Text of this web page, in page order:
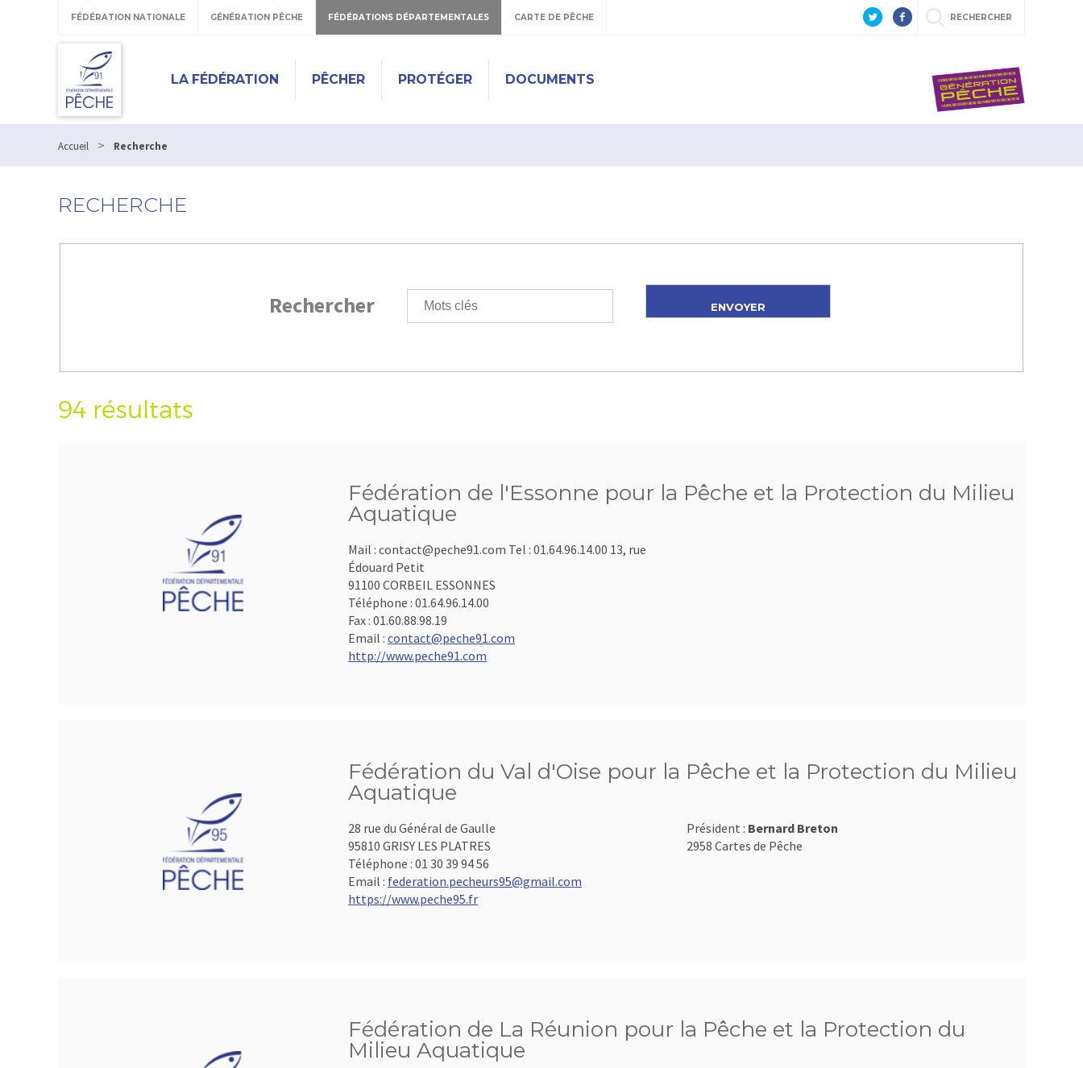
FÉDÉRATION NATIONALE GÉNÉRATION PÊCHE FÉDÉRATIONS DÉPARTEMENTALES CARTE DE PÊCHE RECHERCHER
LA FÉDÉRATION PÊCHER PROTÉGER DOCUMENTS
Accueil > Recherche
RECHERCHE
Rechercher
94 résultats
Fédération de l'Essonne pour la Pêche et la Protection du Milieu
Aquatique
Mail : contact@peche91.com Tel : 01.64.96.14.00 13, rue
Édouard Petit
91100 CORBEIL ESSONNES
Téléphone : 01.64.96.14.00
Fax : 01.60.88.98.19
Email : contact@peche91.com
http://www.peche91.com
Fédération du Val d'Oise pour la Pêche et la Protection du Milieu
Aquatique
28 rue du Général de Gaulle
95810 GRISY LES PLATRES
Téléphone : 01 30 39 94 56
Email : federation.pecheurs95@gmail.com
https://www.peche95.fr
Président : Bernard Breton
2958 Cartes de Pêche
Fédération de La Réunion pour la Pêche et la Protection du
Milieu Aquatique